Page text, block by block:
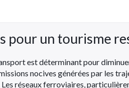
pour un tourisme
est déterminant pour
nocives générées par les
réseaux ferroviaires,